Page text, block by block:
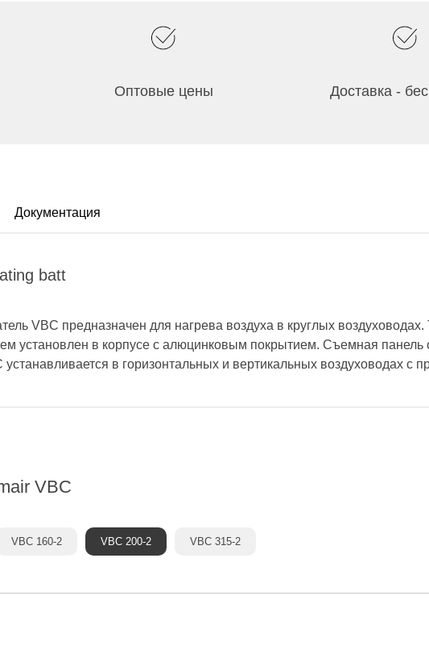
Оптовые цены Доставка -
Документация
batt
VBC предназначен для нагрева воздуха в круглых
установлен в корпусе с алюцинковым покрытием. Съемная панель
устанавливается в горизонтальных и вертикальных воздуховодах с
VBC
VBC 160-2 VBC 200-2 VBC 315-2